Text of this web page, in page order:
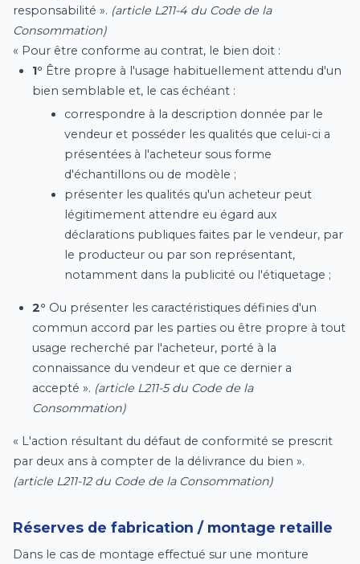
responsabilité ». (article L211-4 du Code de la
Consommation)
« Pour être conforme au contrat, le bien doit :
1° Être propre à l'usage habituellement attendu d'un
bien semblable et, le cas échéant :
correspondre à la description donnée par le
vendeur et posséder les qualités que celui-ci a
présentées à l'acheteur sous forme
d'échantillons ou de modèle ;
présenter les qualités qu'un acheteur peut
légitimement attendre eu égard aux
déclarations publiques faites par le vendeur, par
le producteur ou par son représentant,
notamment dans la publicité ou l'étiquetage ;
2° Ou présenter les caractéristiques définies d'un
commun accord par les parties ou être propre à tout
usage recherché par l'acheteur, porté à la
connaissance du vendeur et que ce dernier a
accepté ». (article L211-5 du Code de la
Consommation)
« L'action résultant du défaut de conformité se prescrit
par deux ans à compter de la délivrance du bien ».
(article L211-12 du Code de la Consommation)
Réserves de fabrication / montage retaille
Dans le cas de montage effectué sur une monture